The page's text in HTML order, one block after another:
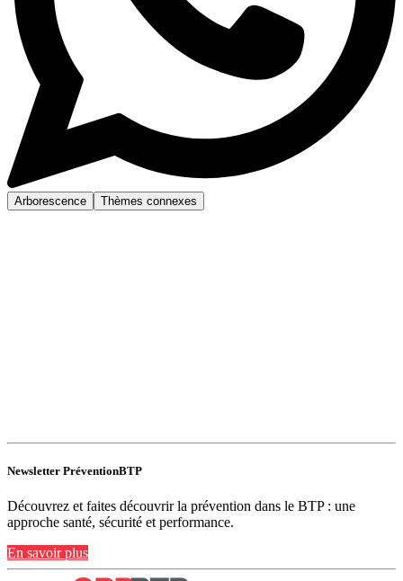
Arborescence Thèmes connexes
Newsletter PréventionBTP
Découvrez et faites découvrir la prévention dans le BTP : une
approche santé, sécurité et performance.
En savoir plus